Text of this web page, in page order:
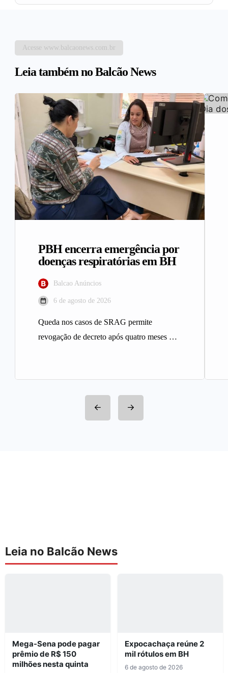
Acesse www.balcaonews.com.br
Leia também no Balcão News
PBH encerra emergência por
doenças respiratórias em BH
Balcao Anúncios
6 de agosto de 2026
Queda nos casos de SRAG permite
revogação de decreto após quatro meses A
Leia no Balcão News
Mega-Sena pode pagar
prêmio de R$ 150
milhões nesta quinta
Expocachaça reúne 2
mil rótulos em BH
6 de agosto de 2026